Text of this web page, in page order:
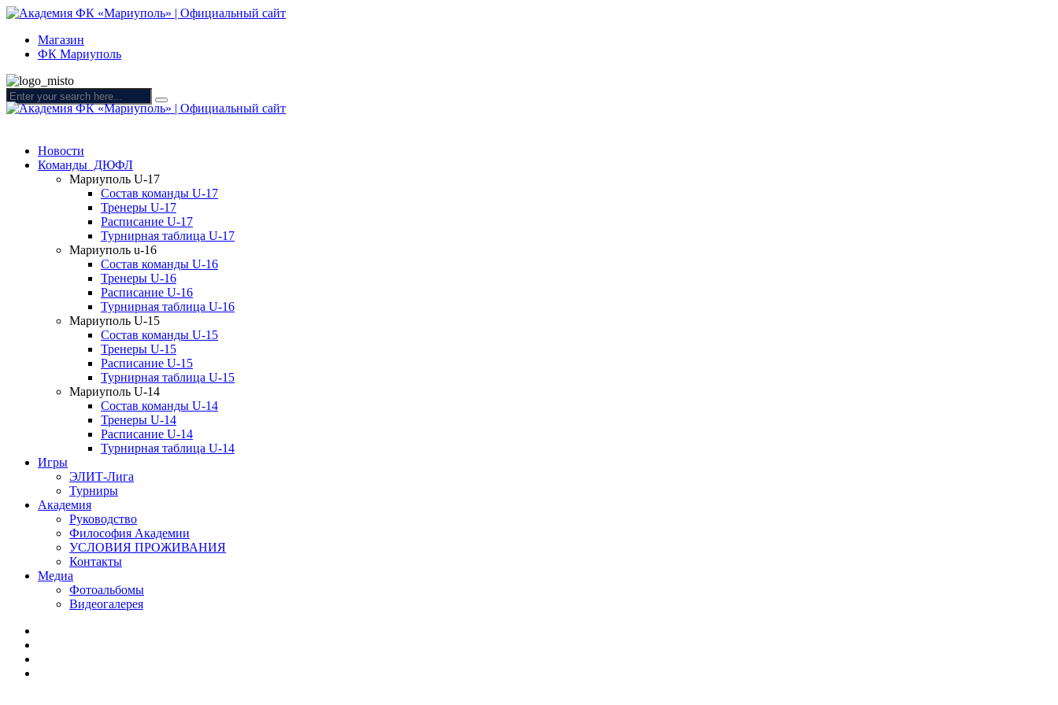
Магазин
ФК Мариуполь
Новости
Команды ДЮФЛ
Мариуполь U-17
Состав команды U-17
Тренеры U-17
Расписание U-17
Турнирная таблица U-17
Мариуполь u-16
Состав команды U-16
Тренеры U-16
Расписание U-16
Турнирная таблица U-16
Мариуполь U-15
Состав команды U-15
Тренеры U-15
Расписание U-15
Турнирная таблица U-15
Мариуполь U-14
Состав команды U-14
Тренеры U-14
Расписание U-14
Турнирная таблица U-14
Игры
ЭЛИТ-Лига
Турниры
Академия
Руководство
Философия Академии
УСЛОВИЯ ПРОЖИВАНИЯ
Контакты
Медиа
Фотоальбомы
Видеогалерея